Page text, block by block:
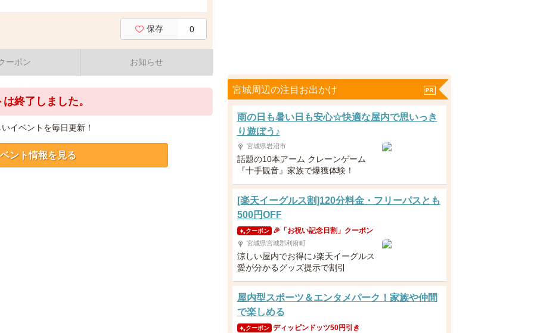
保存 0
ーポン お知らせ
終了しました。
イベントを毎日更新！
ント情報を見る
宮城周辺の注目お出かけ
雨の日も暑い日も安心☆快適な屋内で思いっき
り遊ぼう♪
宮城県岩沼市
話題の10本アーム クレーンゲーム
『十手観音』家族で爆獲体験！
[楽天イーグルス割]120分料金・フリーパスとも
500円OFF
クーポン 🎉「お祝い記念日割」クーポン
宮城県宮城郡利府町
涼しい屋内でお得に♪楽天イーグルス
愛が分かるグッズ提示で割引
屋内型スポーツ＆エンタメパーク！家族や仲間
で楽しめる
クーポン ディッピンドッツ50円引き